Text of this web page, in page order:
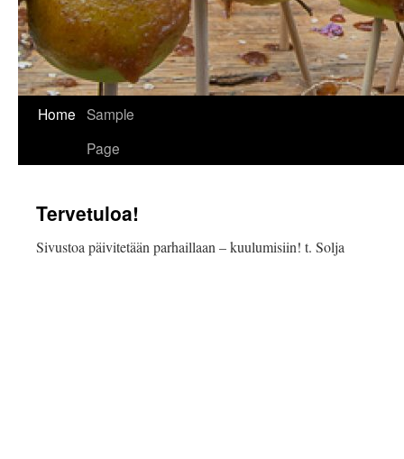
Home Sample
Page
Tervetuloa!
Sivustoa päivitetään parhaillaan – kuulumisiin! t. Solja